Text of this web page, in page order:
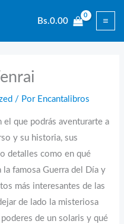
Bs.0.00
/ Por Encantalibros
el que podrás aventurarte a
y su historia, sus
detalles como en qué
famosa Guerra del Día y
más interesantes de las
de lado la misteriosa
de un solaris y qué